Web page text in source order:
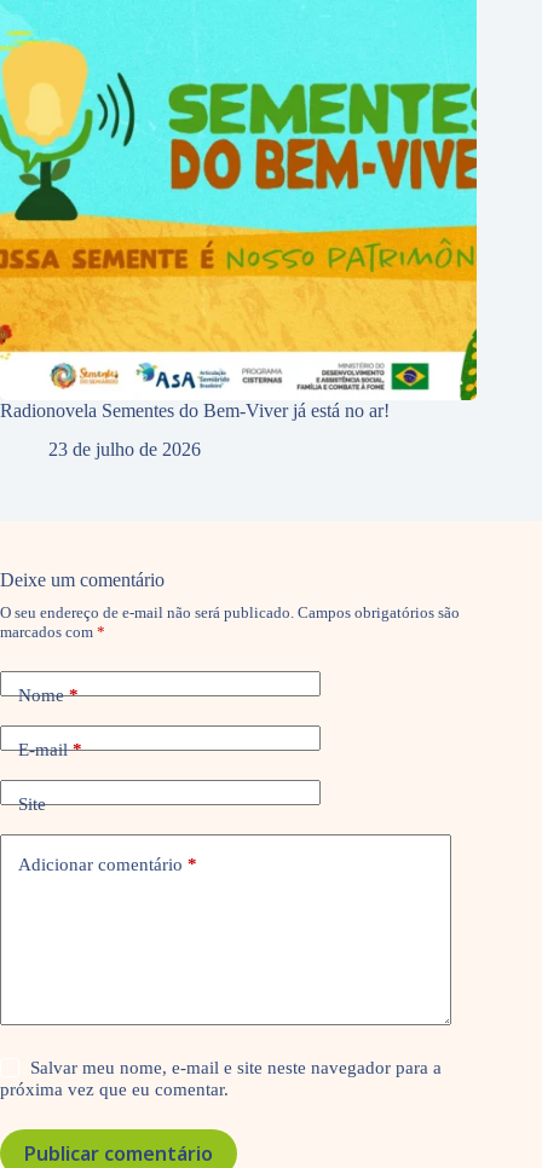
Radionovela Sementes do Bem-Viver já está no ar!
23 de julho de 2026
Deixe um comentário
O seu endereço de e-mail não será publicado. Campos obrigatórios são
marcados com *
Nome*
E-mail*
Site
Adicionar comentário *
Salvar meu nome, e-mail e site neste navegador para a
próxima vez que eu comentar.
Publicar comentário